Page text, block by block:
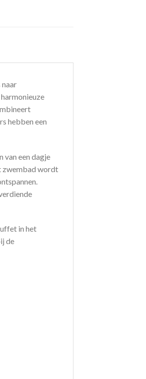
hebben een
van een dagje
zwembad wordt
in het
de